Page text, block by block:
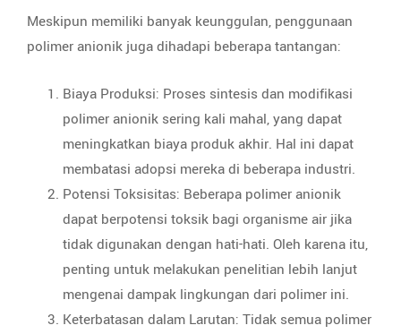
Meskipun memiliki banyak keunggulan, penggunaan
polimer anionik juga dihadapi beberapa tantangan:
Biaya Produksi: Proses sintesis dan modifikasi
polimer anionik sering kali mahal, yang dapat
meningkatkan biaya produk akhir. Hal ini dapat
membatasi adopsi mereka di beberapa industri.
Potensi Toksisitas: Beberapa polimer anionik
dapat berpotensi toksik bagi organisme air jika
tidak digunakan dengan hati-hati. Oleh karena itu,
penting untuk melakukan penelitian lebih lanjut
mengenai dampak lingkungan dari polimer ini.
Keterbatasan dalam Larutan: Tidak semua polimer